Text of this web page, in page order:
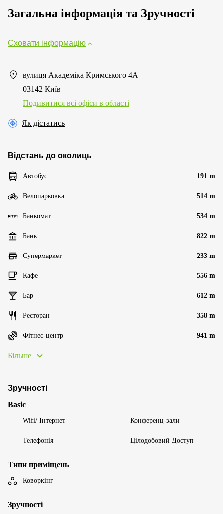
Загальна інформація та Зручності
Сховати інформацію
вулиця Академіка Кримського 4А
03142 Київ
Подивитися всі офіси в області
Як дістатись
Відстань до околиць
Автобус 191 m
Велопарковка 514 m
Банкомат 534 m
Банк 822 m
Супермаркет 233 m
Кафе 556 m
Бар 612 m
Ресторан 358 m
Фітнес-центр 941 m
Більше
Зручності
Basic
Wifi/ Інтернет Конференц-зали
Телефонія Цілодобовий Доступ
Типи приміщень
Коворкінг
Зручності